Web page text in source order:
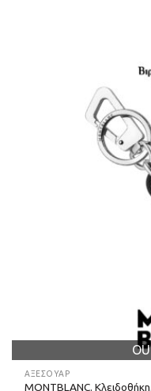
ΑΞΕΣΟΥΑΡ
MONTBLANC.